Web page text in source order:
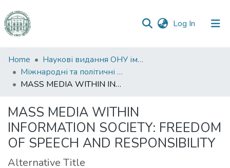
Log In (current)
Communities
&
Collections
Statistics
Home
Наукові видання ОНУ імені І. І. Мечникова
Міжнародні та політичні дослідження
MASS MEDIA WITHIN INFORMATION SOCIETY: FREEDOM OF SPEECH AND RESPONSIBILITY
MASS MEDIA WITHIN
INFORMATION SOCIETY: FREEDOM
OF SPEECH AND RESPONSIBILITY
Alternative Title